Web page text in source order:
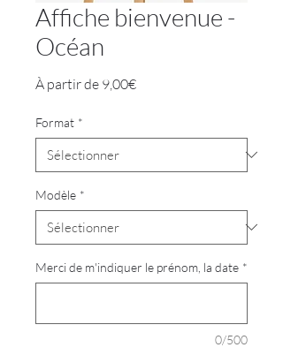
Affiche bienvenue -
Océan
À partir de 9,00€Prix
Format *
Modèle *
Merci de m'indiquer le prénom, la date *
0/500